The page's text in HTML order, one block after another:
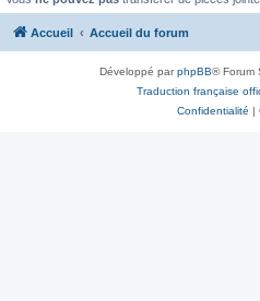
Accueil Accueil du forum
Développé parphpBB® Forum
Traduction française
Confidentialité |